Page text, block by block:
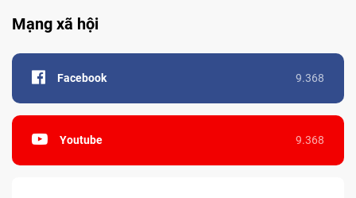
Mạng xã hội
Facebook 9.368
Youtube 9.368